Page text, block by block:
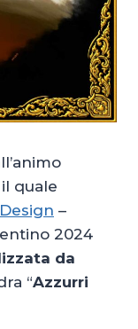
quale
–
2024
da
“Azzurri